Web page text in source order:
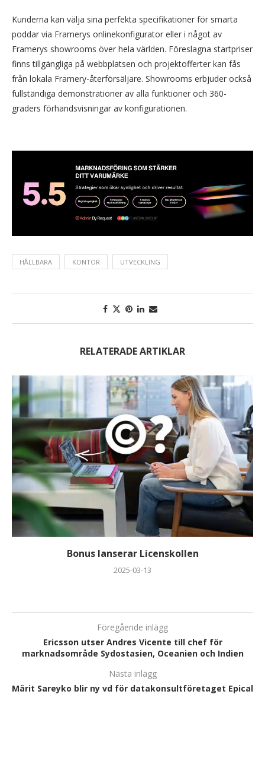
Kunderna kan välja sina perfekta specifikationer för smarta
poddar via Framerys onlinekonfigurator eller i något av
Framerys showrooms över hela världen. Föreslagna startpriser
finns tillgängliga på webbplatsen och projektofferter kan fås
från lokala Framery-återförsäljare. Showrooms erbjuder också
fullständiga demonstrationer av alla funktioner och 360-
graders förhandsvisningar av konfigurationen.
HÅLLBARA KONTOR UTVECKLING
RELATERADE ARTIKLAR
Bonus lanserar Licenskollen
2025-03-13
Föregående inlägg
Ericsson utser Andres Vicente till chef för
marknadsområde Sydostasien, Oceanien och Indien
Nästa inlägg
Märit Sareyko blir ny vd för datakonsultföretaget Epical